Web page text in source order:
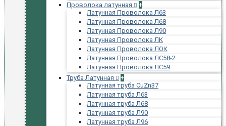
Проволока латунная
+
Латунная Проволока Л63
Латунная Проволока Л68
Латунная Проволока Л90
Латунная Проволока ЛК
Латунная Проволока ЛОК
Латунная Проволока ЛС58-2
Латунная Проволока ЛС59
Труба Латунная
+
Латунная труба CuZn37
Латунная труба Л63
Латунная труба Л68
Латунная труба Л90
Латунная труба Л96